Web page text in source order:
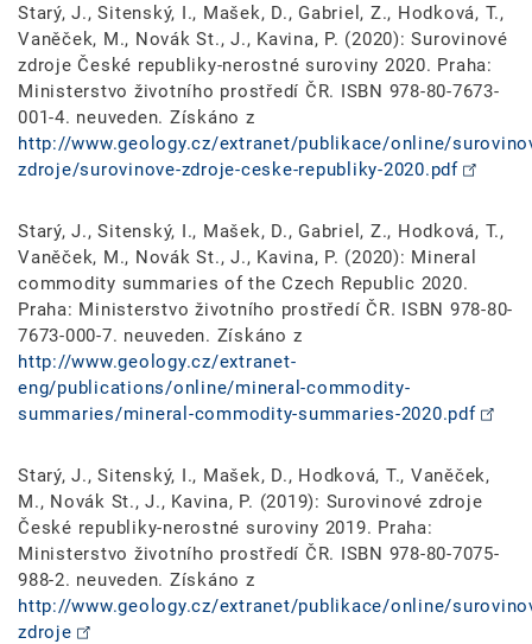
Starý, J., Sitenský, I., Mašek, D., Gabriel, Z., Hodková, T.,
Vaněček, M., Novák St., J., Kavina, P. (2020): Surovinové
zdroje České republiky-nerostné suroviny 2020. Praha:
Ministerstvo životního prostředí ČR. ISBN 978-80-7673-
001-4. neuveden. Získáno z
http://www.geology.cz/extranet/publikace/online/
zdroje/surovinove-zdroje-ceske-republiky-2020.pdf
Starý, J., Sitenský, I., Mašek, D., Gabriel, Z., Hodková, T.,
Vaněček, M., Novák St., J., Kavina, P. (2020): Mineral
commodity summaries of the Czech Republic 2020.
Praha: Ministerstvo životního prostředí ČR. ISBN 978-80-
7673-000-7. neuveden. Získáno z
http://www.geology.cz/extranet-
eng/publications/online/mineral-commodity-
summaries/mineral-commodity-summaries-2020.pdf
Starý, J., Sitenský, I., Mašek, D., Hodková, T., Vaněček,
M., Novák St., J., Kavina, P. (2019): Surovinové zdroje
České republiky-nerostné suroviny 2019. Praha:
Ministerstvo životního prostředí ČR. ISBN 978-80-7075-
988-2. neuveden. Získáno z
http://www.geology.cz/extranet/publikace/online/
zdroje